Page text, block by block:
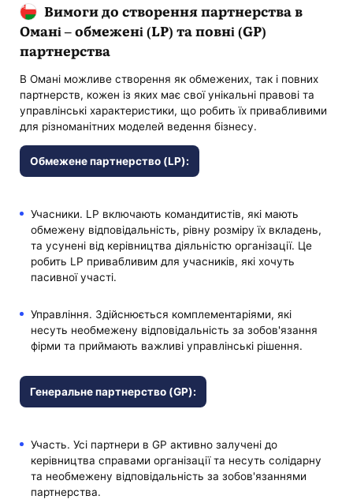
Вимоги до створення партнерства в
Омані – обмежені (LP) та повні (GP)
партнерства
В Омані можливе створення як обмежених, так і повних
партнерств, кожен із яких має свої унікальні правові та
управлінські характеристики, що робить їх привабливими
для різноманітних моделей ведення бізнесу.
Обмежене партнерство (LP):
Учасники. LP включають командитистів, які мають
обмежену відповідальність, рівну розміру їх вкладень,
та усунені від керівництва діяльністю організації. Це
робить LP привабливим для учасників, які хочуть
пасивної участі.
Управління. Здійснюється комплементаріями, які
несуть необмежену відповідальність за зобов'язання
фірми та приймають важливі управлінські рішення.
Генеральне партнерство (GP):
Участь. Усі партнери в GP активно залучені до
керівництва справами організації та несуть солідарну
та необмежену відповідальність за зобов'язаннями
партнерства.